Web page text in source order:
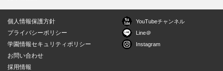
個人情報保護方針
プライバシーポリシー
学園情報セキュリティポリシー
お問い合わせ
採用情報
YouTubeチャンネル
Line＠
Instagram